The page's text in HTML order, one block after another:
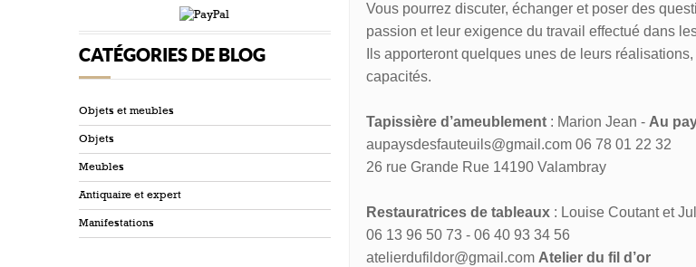
CATÉGORIES DE BLOG
Objets et meubles
Objets
Meubles
Antiquaire et expert
Manifestations
Vous pourrez discuter, échanger et poser des
passion et leur exigence du travail effectué dans
Ils apporteront quelques unes de leurs
capacités.
Tapissière d’ameublement : Marion Jean - Au
aupaysdesfauteuils@gmail.com 06 78 01 22 32
26 rue Grande Rue 14190 Valambray
Restauratrices de tableaux : Louise Coutant et
06 13 96 50 73 - 06 40 93 34 56
atelierdufildor@gmail.com Atelier du fil d’or